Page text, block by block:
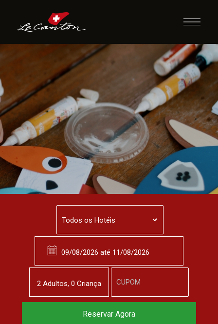
Artesanato
2 Adultos, 0 Criança
Reservar Agora